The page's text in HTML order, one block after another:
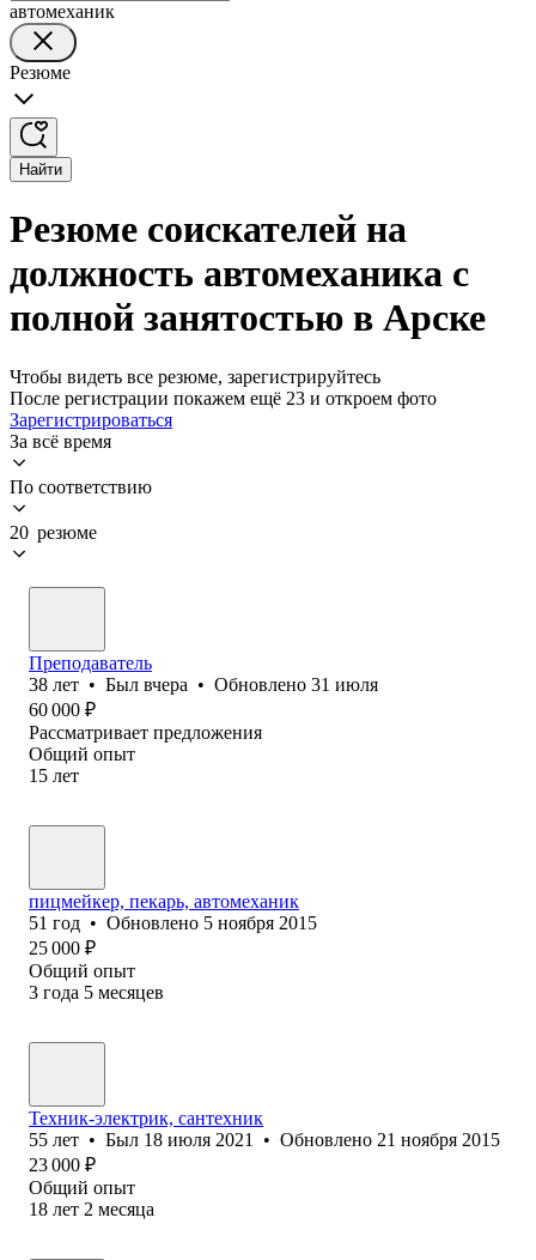
автомеханик
Резюме
Найти
Резюме соискателей на
должность автомеханика с
полной занятостью в Арске
Чтобы видеть все резюме, зарегистрируйтесь
После регистрации покажем ещё 23 и откроем фото
Зарегистрироваться
За всё время
По соответствию
20 резюме
Преподаватель
38 лет • Был вчера • Обновлено 31 июля
60 000 ₽
Рассматривает предложения
Общий опыт
15 лет
пицмейкер, пекарь, автомеханик
51 год • Обновлено 5 ноября 2015
25 000 ₽
Общий опыт
3 года 5 месяцев
Техник-электрик, сантехник
55 лет • Был 18 июля 2021 • Обновлено 21 ноября 2015
23 000 ₽
Общий опыт
18 лет 2 месяца